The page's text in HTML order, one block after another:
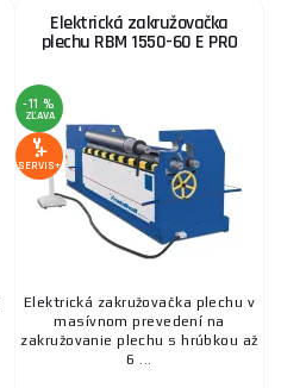
Elektrická zakružovačka
plechu RBM 1550-60 E PRO
-11 %
ZĽAVA
SERVIS+
Elektrická zakružovačka plechu v
masívnom prevedení na
zakružovanie plechu s hrúbkou až
6 ...